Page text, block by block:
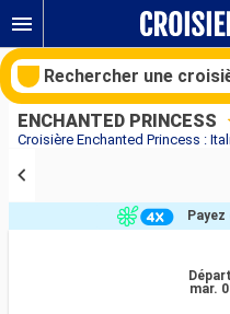
ENCHANTED PRINCESS
mar.
Rechercher une